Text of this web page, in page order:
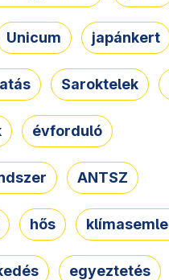
Unicum japánkert
Saroktelek
évforduló
ANTSZ
hős
egyeztetés